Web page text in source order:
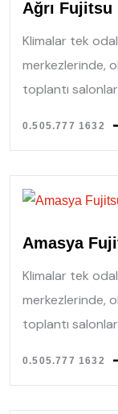
Ağrı
Klimalar tek
merkezlerinde,
toplantı
0.505.777 1632
Amasya
Klimalar tek
merkezlerinde,
toplantı
0.505.777 1632